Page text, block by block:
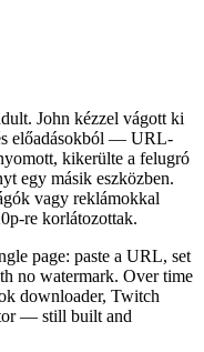
John kézzel vágott ki
előadásokból — URL-
kikerülte a felugró
egy másik eszközben.
vagy reklámokkal
re korlátozottak.
page: paste a URL, set
no watermark. Over time
downloader, Twitch
— still built and